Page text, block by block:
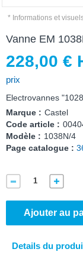
* Informations et
Vanne EM
228,00 €
prix
Electrovannes
Marque : Castel
Code article :
Modèle : 1038N/4
Page catalogue :
Ajouter au
Details du